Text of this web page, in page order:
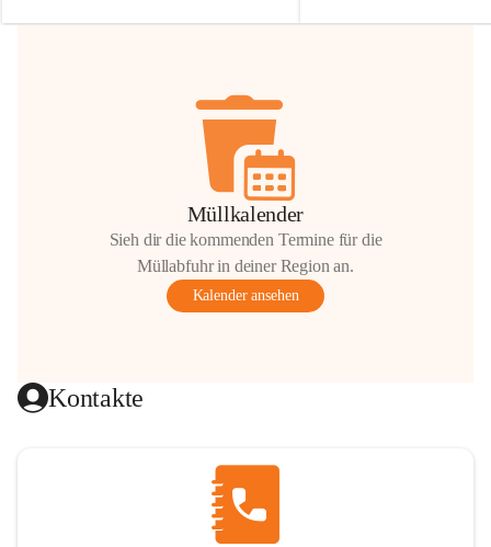
Hilfsbereitschaft!
Müllkalender
Sieh dir die kommenden Termine für die
Müllabfuhr in deiner Region an.
Kalender ansehen
Kontakte